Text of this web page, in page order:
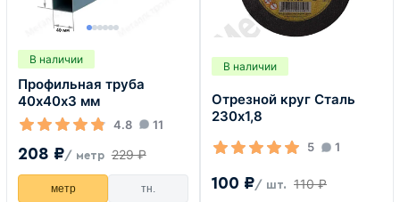
В наличии
Профильная труба
40х40х3 мм
4.8 11
208 ₽/ метр 229 ₽
метр тн.
В наличии
Отрезной круг Сталь
230х1,8
5 1
100 ₽/ шт. 110 ₽